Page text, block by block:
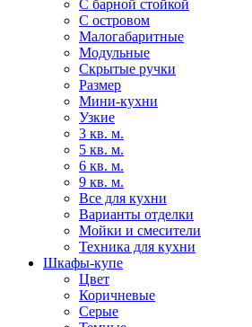
С барной стойкой
С островом
Малогабаритные
Модульные
Скрытые ручки
Размер
Мини-кухни
Узкие
3 кв. м.
5 кв. м.
6 кв. м.
9 кв. м.
Все для кухни
Варианты отделки
Мойки и смесители
Техника для кухни
Шкафы-купе
Цвет
Коричневые
Серые